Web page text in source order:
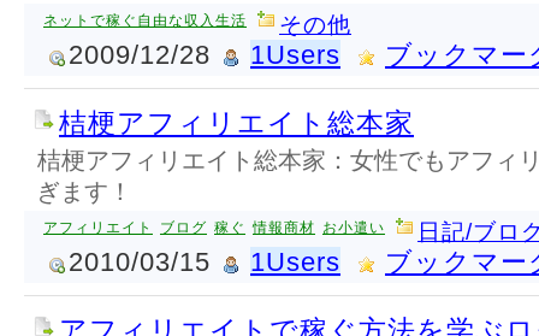
ネットで稼ぐ自由な収入生活 その他
2009/12/28 1Users ブックマー
桔梗アフィリエイト総本家
桔梗アフィリエイト総本家：女性でもアフィ
ぎます！
アフィリエイト ブログ 稼ぐ 情報商材 お小遣い 日記/ブロ
2010/03/15 1Users ブックマー